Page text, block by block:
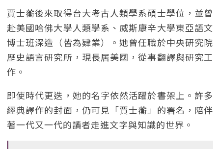
賈士蘅後來取得台大考古人類學系碩士學位，並曾
赴美國哈佛大學人類學系、威斯康辛大學東亞語文
博士班深造（皆為肄業）。她曾任職於中央研究院
歷史語言研究所，現長居美國，從事翻譯與研究工
作。
即使時代更迭，她的名字依然活躍於書架上。許多
經典譯作的封面，仍可見「賈士蘅」的署名，陪伴
著一代又一代的讀者走進文字與知識的世界。